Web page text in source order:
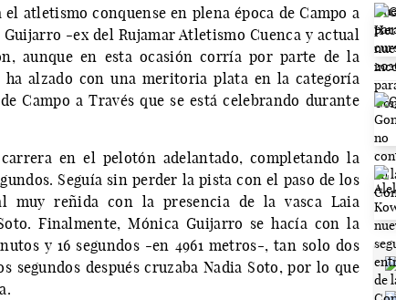
atletismo conquense en plena época de Campo a
-ex del Rujamar Atletismo Cuenca y actual
aunque en esta ocasión corría por parte de la
ha alzado con una meritoria plata en la categoría
Campo a Través que se está celebrando durante
en el pelotón adelantado, completando la
Seguía sin perder la pista con el paso de los
reñida con la presencia de la vasca Laia
Finalmente, Mónica Guijarro se hacía con la
y 16 segundos -en 4961 metros-, tan solo dos
segundos después cruzaba Nadia Soto, por lo que